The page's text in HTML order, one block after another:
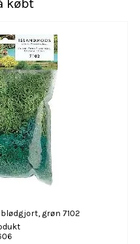
købt
grøn 7102